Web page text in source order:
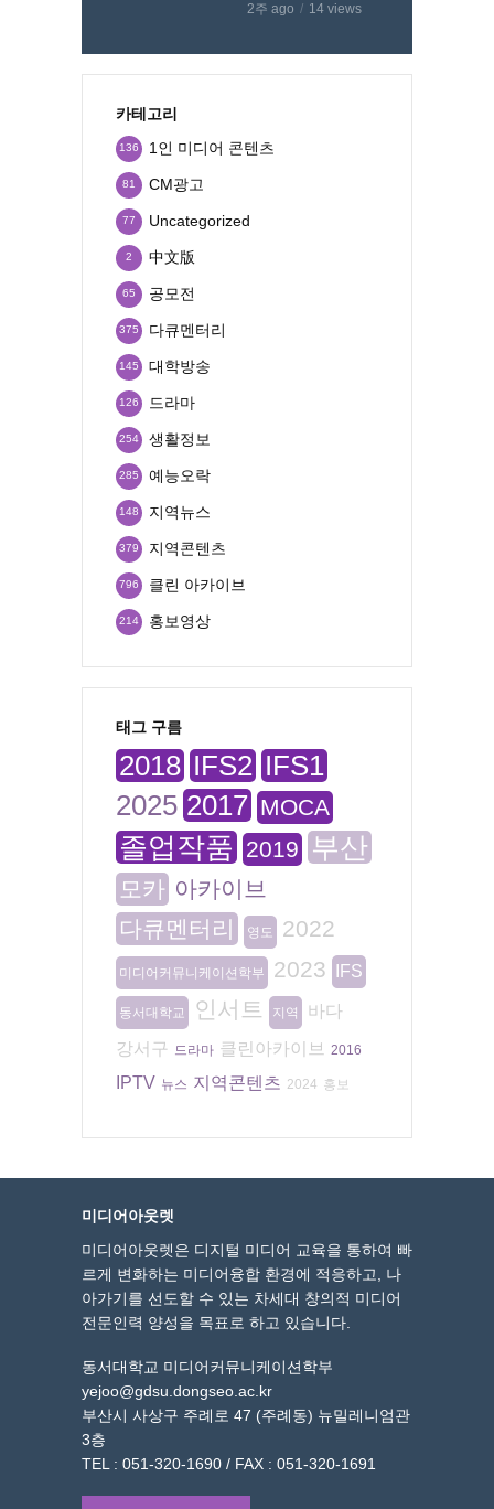
2주 ago 14 views
카테고리
1인 미디어 콘텐츠
136
CM광고
81
Uncategorized
77
中文版
2
공모전
65
다큐멘터리
375
대학방송
145
드라마
126
생활정보
254
예능오락
285
지역뉴스
148
지역콘텐츠
379
클린 아카이브
796
홍보영상
214
태그 구름
2018 IFS2 IFS1
2025 2017 MOCA
졸업작품 2019 부산
모카 아카이브
다큐멘터리
영도 2022
미디어커뮤니케이션학부 2023 IFS
동서대학교 인서트 지역
바다
강서구 드라마 클린아카이브 2016
IPTV 뉴스 지역콘텐츠 2024 홍보
미디어아웃렛
미디어아웃렛은 디지털 미디어 교육을 통하여 빠
르게 변화하는 미디어융합 환경에 적응하고, 나
아가기를 선도할 수 있는 차세대 창의적 미디어
전문인력 양성을 목표로 하고 있습니다.
동서대학교 미디어커뮤니케이션학부
yejoo@gdsu.dongseo.ac.kr
부산시 사상구 주례로 47 (주례동) 뉴밀레니엄관
3층
TEL : 051-320-1690 / FAX : 051-320-1691